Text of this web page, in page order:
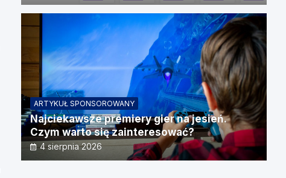
ARTYKUŁ SPONSOROWANY
Najciekawsze premiery gier na jesień.
Czym warto się zainteresować?
4 sierpnia 2026